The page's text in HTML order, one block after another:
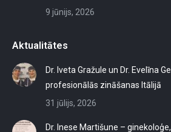
9 jūnijs, 2026
Aktualitātes
Dr. Iveta Gražule un Dr. Evelīna
profesionālās zināšanas Itālijā
31 jūlijs, 2026
Dr. Inese Martišune –